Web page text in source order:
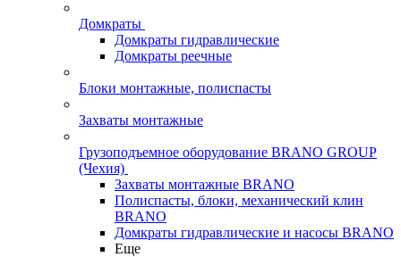
Домкраты
Домкраты гидравлические
Домкраты реечные
Блоки монтажные, полиспасты
Захваты монтажные
Грузоподъемное оборудование BRANO GROUP
(Чехия)
Захваты монтажные BRANO
Полиспасты, блоки, механический клин
BRANO
Домкраты гидравлические и насосы BRANO
Еще